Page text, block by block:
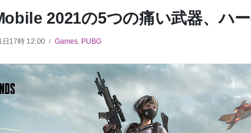
2021の5つの痛い武器、ハ
日17時 12:00 / Games, PUBG